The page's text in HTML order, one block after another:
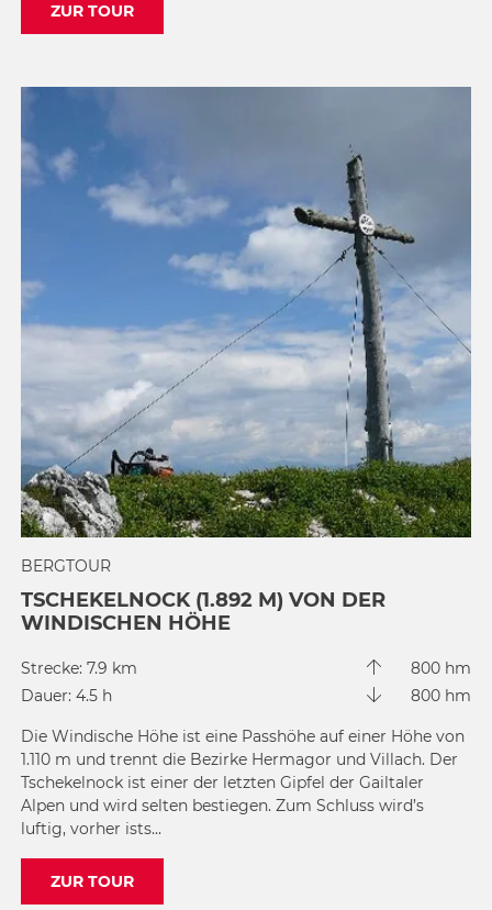
ZUR TOUR
BERGTOUR
TSCHEKELNOCK (1.892 M) VON DER
WINDISCHEN HÖHE
Strecke: 7.9 km
800 hm
Dauer: 4.5 h
800 hm
Die Windische Höhe ist eine Passhöhe auf einer Höhe von
1.110 m und trennt die Bezirke Hermagor und Villach. Der
Tschekelnock ist einer der letzten Gipfel der Gailtaler
Alpen und wird selten bestiegen. Zum Schluss wird’s
luftig, vorher ists...
ZUR TOUR